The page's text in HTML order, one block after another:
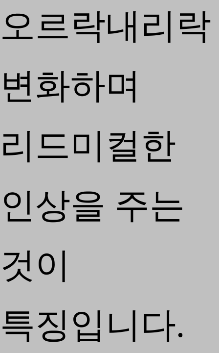
오르락내리락
변화하며
리드미컬한
인상을 주는
것이
특징입니다.